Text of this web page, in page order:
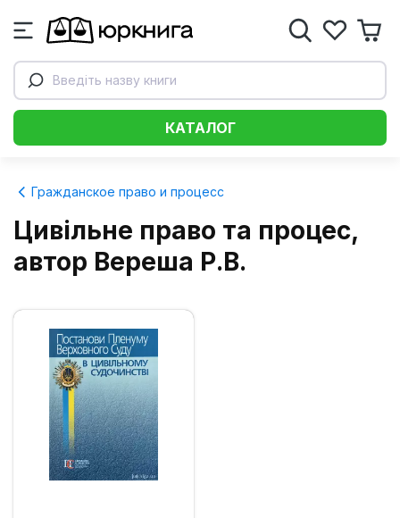
Введіть назву книги
КАТАЛОГ
Гражданское право и процесс
Цивільне право та процес,
автор Вереша Р.В.